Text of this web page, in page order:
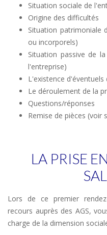
Situation sociale de
Origine des difficultés
Situation patrimoniale
ou incorporels)
Situation passive de
l'entreprise)
L'existence
Le déroulement de la
Questions/réponses
Remise de pièces (voir
LA PRISE
Lors de ce premier
recours auprès des AGS,
charge de la dimension